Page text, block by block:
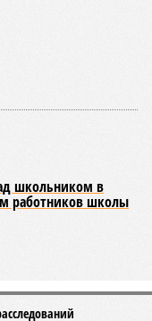
Армении
пути, в том числе
закавказской
прибыль на
легко сделать
в Армении не
не
не
другим и,
интересы.
зрения по
–
и, естественно,
железных